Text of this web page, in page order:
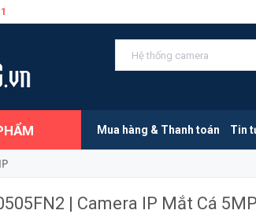
Mua hàng & Thanh toán Tin
| Camera IP Mắt Cá